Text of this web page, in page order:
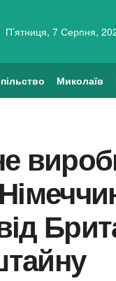
П’ятниця, 7 Серпня,
Миколаїв